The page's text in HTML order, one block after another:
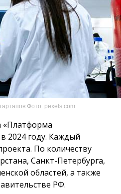
Фото: pexels.com
«Платформа
2024 году. Каждый
По количеству
Санкт-Петербурга,
областей, а также
РФ.